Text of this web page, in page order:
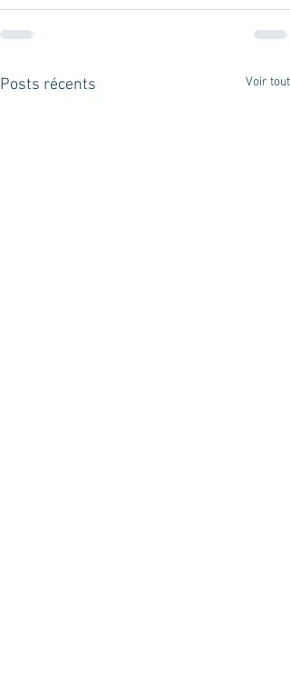
Posts récents Voir tout